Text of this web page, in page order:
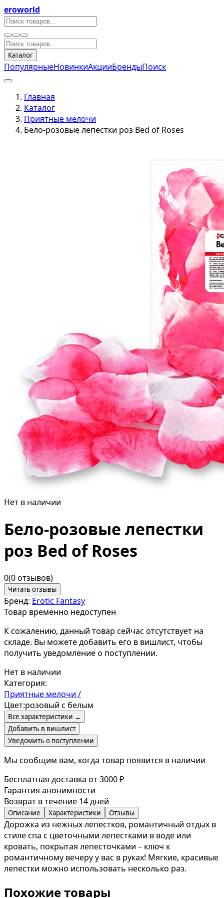
eroworld
Каталог
ПопулярныеНовинкиАкцииБрендыПоиск
Главная
Каталог
Приятные мелочи
Бело-розовые лепестки роз Bed of Roses
Нет в наличии
Бело-розовые лепестки
роз Bed of Roses
0(0 отзывов)
Читать отзывы
Бренд: Erotic Fantasy
Товар временно недоступен
К сожалению, данный товар сейчас отсутствует на
складе. Вы можете добавить его в вишлист, чтобы
получить уведомление о поступлении.
Нет в наличии
Категория:
Приятные мелочи /
Цвет:розовый с белым
Все характеристики →
Добавить в вишлист
Уведомить о поступлении
Мы сообщим вам, когда товар появится в наличии
Бесплатная доставка от 3000 ₽
Гарантия анонимности
Возврат в течение 14 дней
Описание Характеристики Отзывы
Дорожка из нежных лепестков, романтичный отдых в
стиле спа с цветочными лепестками в воде или
кровать, покрытая лепесточками – ключ к
романтичному вечеру у вас в руках! Мягкие, красивые
лепестки можно использовать несколько раз.
Похожие товары